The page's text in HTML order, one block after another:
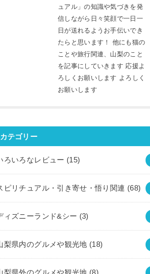
ュアル」の知識や気づきを発
信しながら日々笑顔で一日一
日が送れるようお手伝いでき
たらと思います！ 他にも猫の
ことや旅行関連、山梨のこと
を記事にしていきます 応援よ
ろしくお願いします よろしく
お願いします
カテゴリー
ろいろなレビュー (15)
ピリチュアル・引き寄せ・悟り関連 (68)
ィズニーランド&シー (3)
梨県内のグルメや観光地 (18)
梨県外のグルメや観光地 (8)